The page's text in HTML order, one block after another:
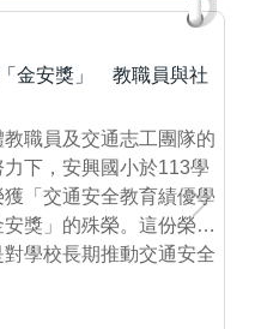
金安獎」 教職員與社
教職員及交通志工團隊的
力下，安興國小於113學
獲「交通安全教育績優學
獎」的殊榮。這份榮耀
對學校長期推動交通安全
01